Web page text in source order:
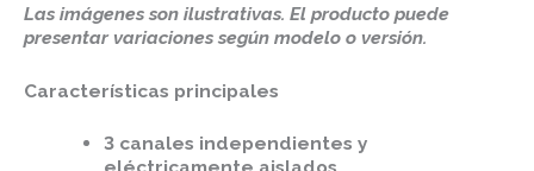
Las imágenes son ilustrativas. El producto puede
presentar variaciones según modelo o versión.
Características principales
3 canales independientes y